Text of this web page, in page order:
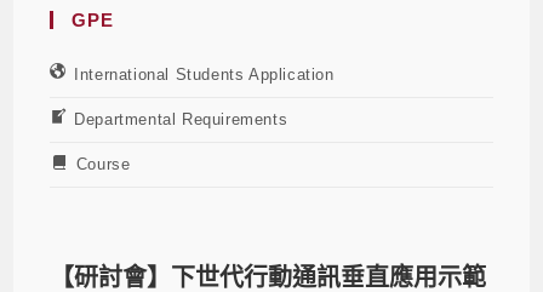
GPE
International Students Application
Departmental Requirements
Course
【研討會】下世代行動通訊垂直應用示範